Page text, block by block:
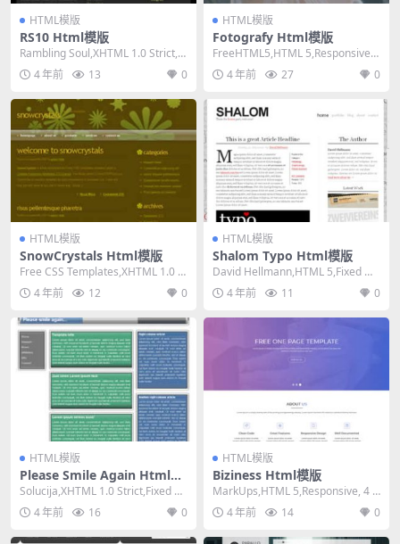
HTML模版
RS10 Html模版
Rambling Soul,XHTML 1.0 Strict,Fi
xed Wid...
4 年前 13 0
HTML模版
Fotografy Html模版
FreeHTML5,HTML 5,Responsive,
Mixed Colum...
4 年前 27 0
HTML模版
SnowCrystals Html模版
Free CSS Templates,XHTML 1.0 St
rict,Fixe...
4 年前 12 0
HTML模版
Shalom Typo Html模版
David Hellmann,HTML 5,Fixed Wi
dth, 2 Col...
4 年前 11 0
HTML模版
Please Smile Again Html模
版
Solucija,XHTML 1.0 Strict,Fixed Wi
dth, 3...
4 年前 16 0
HTML模版
Biziness Html模版
MarkUps,HTML 5,Responsive, 4 C
olumns,Dar...
4 年前 14 0